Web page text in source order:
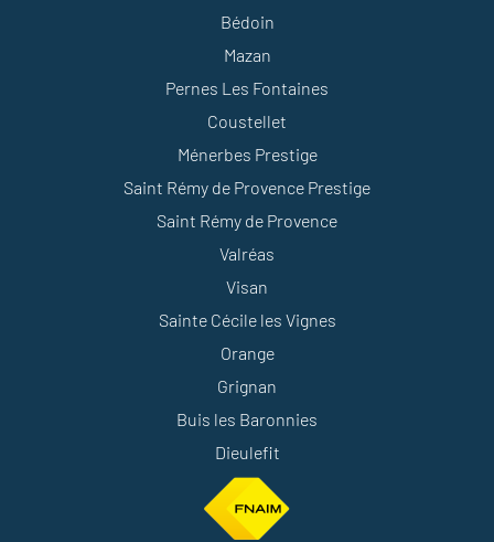
Bédoin
Mazan
Pernes Les Fontaines
Coustellet
Ménerbes Prestige
Saint Rémy de Provence Prestige
Saint Rémy de Provence
Valréas
Visan
Sainte Cécile les Vignes
Orange
Grignan
Buis les Baronnies
Dieulefit